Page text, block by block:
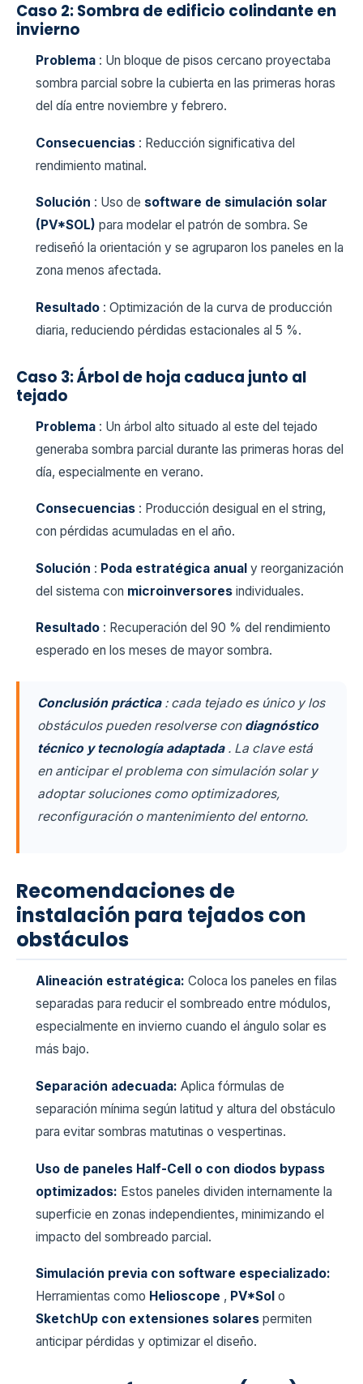
Caso 2: Sombra de edificio colindante en
invierno
Problema : Un bloque de pisos cercano proyectaba
sombra parcial sobre la cubierta en las primeras horas
del día entre noviembre y febrero.
Consecuencias : Reducción significativa del
rendimiento matinal.
Solución : Uso de software de simulación solar
(PV*SOL) para modelar el patrón de sombra. Se
rediseñó la orientación y se agruparon los paneles en la
zona menos afectada.
Resultado : Optimización de la curva de producción
diaria, reduciendo pérdidas estacionales al 5 %.
Caso 3: Árbol de hoja caduca junto al
tejado
Problema : Un árbol alto situado al este del tejado
generaba sombra parcial durante las primeras horas del
día, especialmente en verano.
Consecuencias : Producción desigual en el string,
con pérdidas acumuladas en el año.
Solución : Poda estratégica anual y reorganización
del sistema con microinversores individuales.
Resultado : Recuperación del 90 % del rendimiento
esperado en los meses de mayor sombra.
Conclusión práctica : cada tejado es único y los
obstáculos pueden resolverse con diagnóstico
técnico y tecnología adaptada . La clave está
en anticipar el problema con simulación solar y
adoptar soluciones como optimizadores,
reconfiguración o mantenimiento del entorno.
Recomendaciones de
instalación para tejados con
obstáculos
Alineación estratégica: Coloca los paneles en filas
separadas para reducir el sombreado entre módulos,
especialmente en invierno cuando el ángulo solar es
más bajo.
Separación adecuada: Aplica fórmulas de
separación mínima según latitud y altura del obstáculo
para evitar sombras matutinas o vespertinas.
Uso de paneles Half-Cell o con diodos bypass
optimizados: Estos paneles dividen internamente la
superficie en zonas independientes, minimizando el
impacto del sombreado parcial.
Simulación previa con software especializado:
Herramientas como Helioscope , PV*Sol o
SketchUp con extensiones solares permiten
anticipar pérdidas y optimizar el diseño.